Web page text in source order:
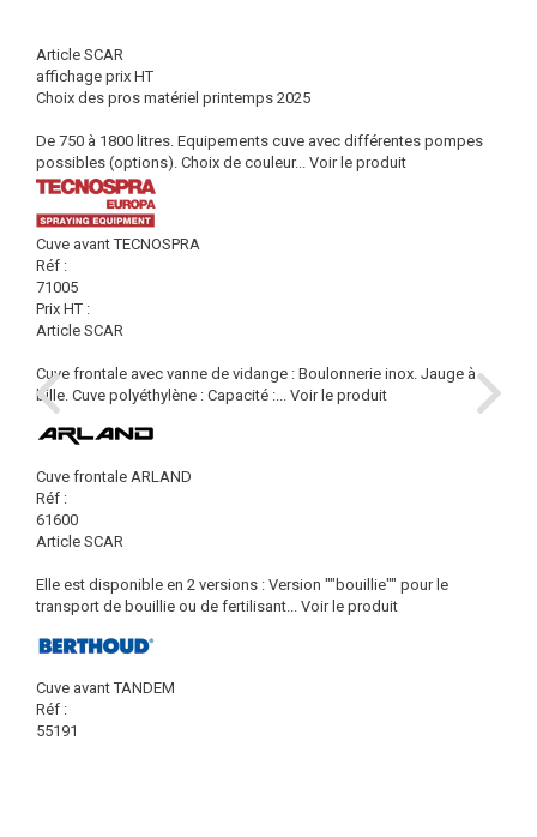
Article SCAR
affichage prix HT
Choix des pros matériel printemps 2025
De 750 à 1800 litres. Equipements cuve avec différentes pompes
possibles (options). Choix de couleur... Voir le produit
Cuve avant TECNOSPRA
Réf :
71005
Prix HT :
Article SCAR
Cuve frontale avec vanne de vidange : Boulonnerie inox. Jauge à
bille. Cuve polyéthylène : Capacité :... Voir le produit
Cuve frontale ARLAND
Réf :
61600
Article SCAR
Elle est disponible en 2 versions : Version ""bouillie"" pour le
transport de bouillie ou de fertilisant... Voir le produit
Cuve avant TANDEM
Réf :
55191